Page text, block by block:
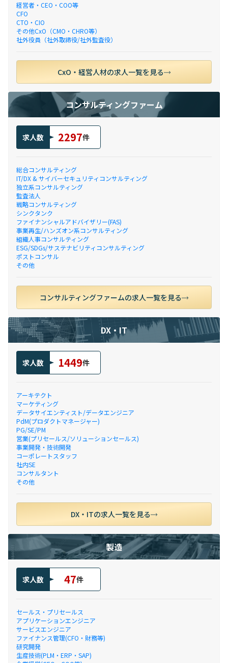
経営者・CEO・COO等
CFO
CTO・CIO
その他CxO（CMO・CHRO等）
社外役員（社外取締役/社外監査役）
CxO・経営人材の求人一覧を見る
コンサルティングファーム
求人数 2297件
総合コンサルティング
IT/DX & サイバーセキュリティコンサルティング
独立系コンサルティング
監査法人
戦略コンサルティング
シンクタンク
ファイナンシャルアドバイザリー(FAS)
事業再生/ハンズオン系コンサルティング
組織人事コンサルティング
ESG/SDGs/サステナビリティコンサルティング
ポストコンサル
その他
コンサルティングファームの求人一覧を見る
DX・IT
求人数 1449件
アーキテクト
マーケティング
データサイエンティスト/データエンジニア
PdM(プロダクトマネージャー)
PG/SE/PM
営業(プリセールス/ソリューションセールス)
事業開発・技術開発
コーポレートスタッフ
社内SE
コンサルタント
その他
DX・ITの求人一覧を見る
製造
求人数 47件
セールス・プリセールス
アプリケーションエンジニア
サービスエンジニア
ファイナンス管理(CFO・財務等)
研究開発
生産技術(PLM・ERP・SAP)